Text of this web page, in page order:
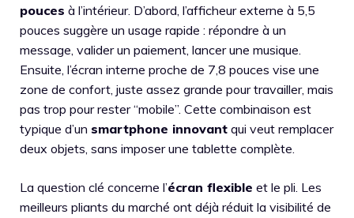
pouces à l’intérieur. D’abord, l’afficheur externe à 5,5
pouces suggère un usage rapide : répondre à un
message, valider un paiement, lancer une musique.
Ensuite, l’écran interne proche de 7,8 pouces vise une
zone de confort, juste assez grande pour travailler, mais
pas trop pour rester “mobile”. Cette combinaison est
typique d’un smartphone innovant qui veut remplacer
deux objets, sans imposer une tablette complète.
La question clé concerne l’écran flexible et le pli. Les
meilleurs pliants du marché ont déjà réduit la visibilité de